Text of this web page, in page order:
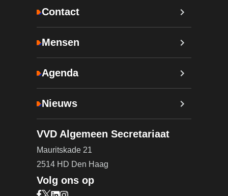
Contact
Mensen
Agenda
Nieuws
VVD Algemeen Secretariaat
Mauritskade 21
2514 HD Den Haag
Volg ons op